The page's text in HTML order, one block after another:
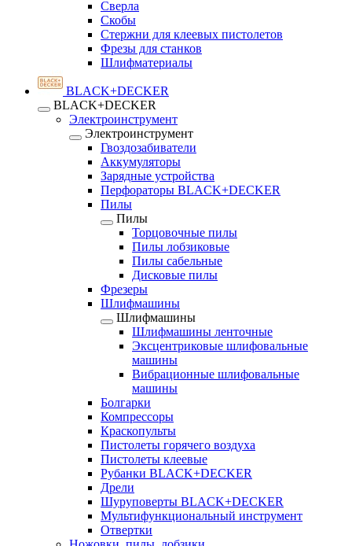
Сверла
Скобы
Стержни для клеевых пистолетов
Фрезы для станков
Шлифматериалы
BLACK+DECKER
BLACK+DECKER
Электроинструмент
Электроинструмент
Гвоздозабиватели
Аккумуляторы
Зарядные устройства
Перфораторы BLACK+DECKER
Пилы
Пилы
Торцовочные пилы
Пилы лобзиковые
Пилы сабельные
Дисковые пилы
Фрезеры
Шлифмашины
Шлифмашины
Шлифмашины ленточные
Эксцентриковые шлифовальные
машины
Вибрационные шлифовальные
машины
Болгарки
Компрессоры
Краскопульты
Пистолеты горячего воздуха
Пистолеты клеевые
Рубанки BLACK+DECKER
Дрели
Шуруповерты BLACK+DECKER
Мультифункциональный инструмент
Отвертки